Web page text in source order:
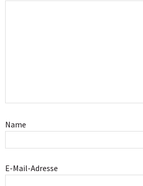
Name
E-Mail-Adresse